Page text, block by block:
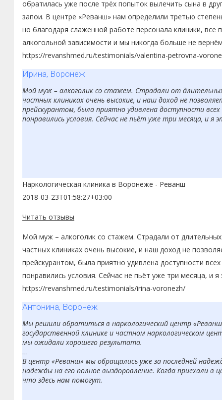
обратилась уже после трёх попыток вылечить сына в
запои. В центре «Реванш» нам определили третью
но благодаря слаженной работе персонала клиники,
алкогольной зависимости и мы никогда больше не
https://revanshmed.ru/testimonials/valentina-petrovna-
Ирина, Воронеж
Мой муж – алкоголик со стажем. Страдали от
частных клиниках очень высокие, и наш доход не
прейскурантом, была приятно удивлена доступности
понравились условия. Сейчас не пьёт уже три месяца, и
Наркологическая клиника в Воронеже - Реванш
2018-03-23T01:58:27+03:00
Читать отзывы
Мой муж – алкоголик со стажем. Страдали от
частных клиниках очень высокие, и наш доход не
прейскурантом, была приятно удивлена доступности
понравились условия. Сейчас не пьёт уже три месяца, и
https://revanshmed.ru/testimonials/irina-voronezh/
Антонина, Воронеж
Мы решили обратиться в наркологический центр
государственной клинике и частном наркологическом
мы ожидали хорошего результата.
В центр «Реванш» мы обращались уже за последней
надежды на его полное выздоровление. Когда приехали в
что здесь нам помогут.